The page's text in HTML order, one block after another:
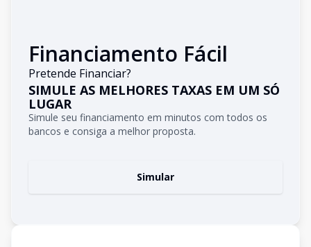
Financiamento Fácil
Pretende Financiar?
SIMULE AS MELHORES TAXAS EM UM SÓ
LUGAR
Simule seu financiamento em minutos com todos os
bancos e consiga a melhor proposta.
Simular